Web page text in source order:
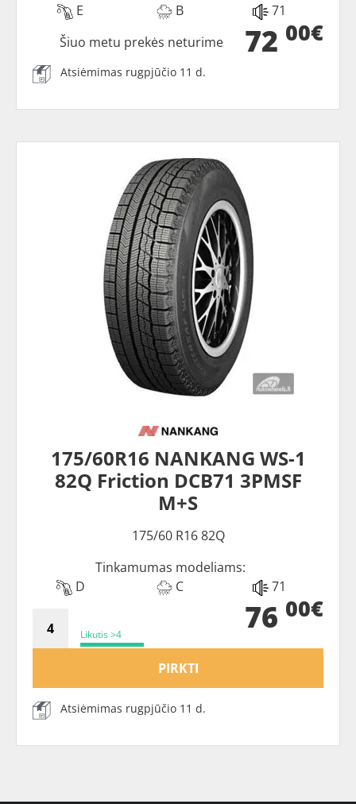
E B 71
72 00€
Šiuo metu prekės neturime
Atsiėmimas rugpjūčio 11 d.
175/60R16 NANKANG WS-1
82Q Friction DCB71 3PMSF
M+S
175/60 R16 82Q
Tinkamumas modeliams:
D
C 71
Likutis >4 76 00€
PIRKTI
Atsiėmimas rugpjūčio 11 d.